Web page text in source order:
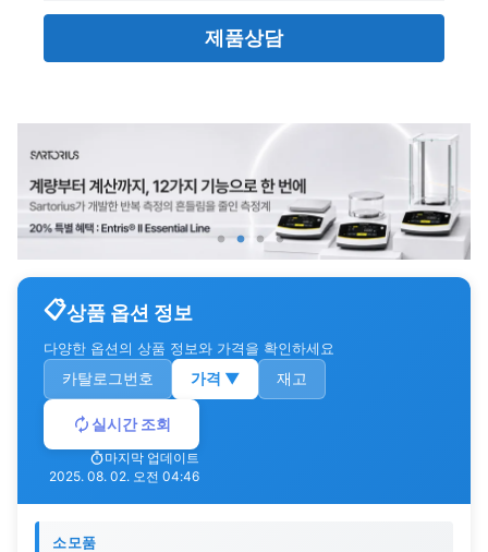
제품상담
상품 옵션 정보
다양한 옵션의 상품 정보와 가격을 확인하세요
카탈로그번호 가격 ▼ 재고
실시간 조회
마지막 업데이트
2025. 08. 02. 오전 04:46
소모품